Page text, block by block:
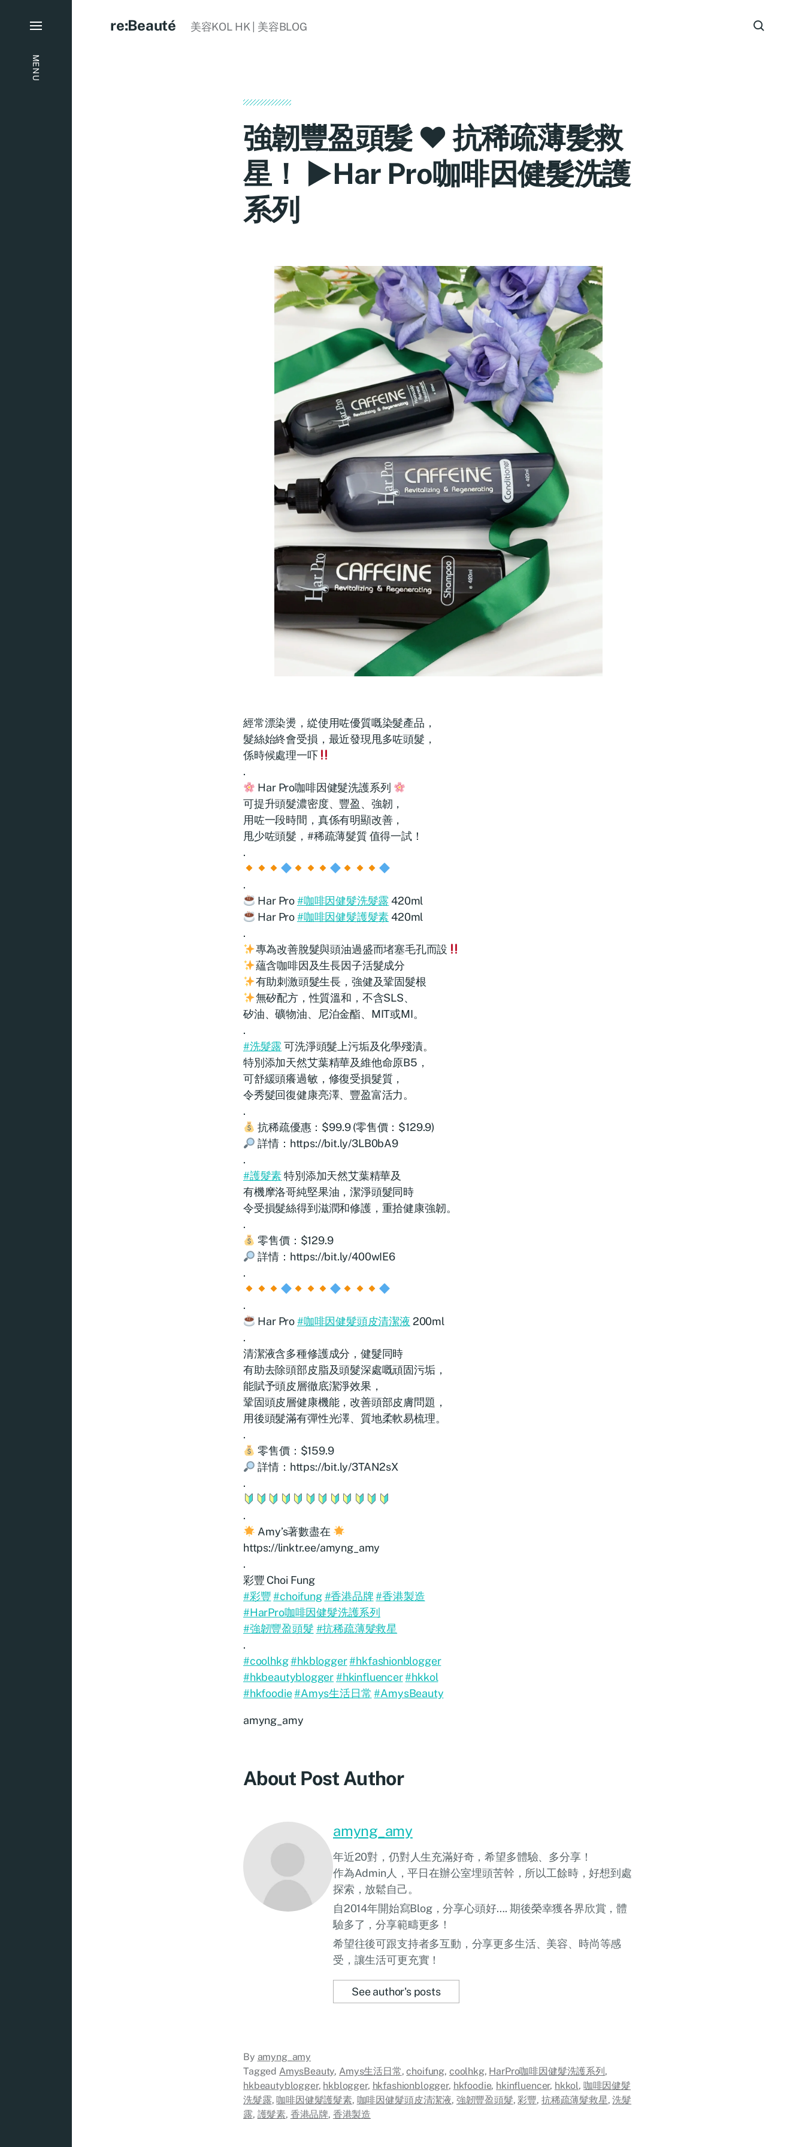
MENU
re:Beauté 美容KOL HK | 美容BLOG
強韌豐盈頭髮 ♥ 抗稀疏薄髮救
星！ ►Har Pro咖啡因健髮洗護
系列
經常漂染燙，緃使用咗優質嘅染髮產品，
髮絲始終會受損，最近發現甩多咗頭髮，
係時候處理一吓
.
Har Pro咖啡因健髮洗護系列
可提升頭髮濃密度、豐盈、強韌，
用咗一段時間，真係有明顯改善，
甩少咗頭髮，#稀疏薄髮質 值得一試！
.
.
Har Pro#咖啡因健髮洗髮露 420ml
Har Pro#咖啡因健髮護髮素420ml
.
專為改善脫髮與頭油過盛而堵塞毛孔而設
蘊含咖啡因及生長因子活髮成分
有助刺激頭髮生長，強健及鞏固髮根
無矽配方，性質溫和，不含SLS、
矽油、礦物油、尼泊金酯、MIT或MI。
.
#洗髮露 可洗淨頭髮上污垢及化學殘漬。
特別添加天然艾葉精華及維他命原B5，
可舒緩頭癢過敏，修復受損髮質，
令秀髮回復健康亮澤、豐盈富活力。
.
抗稀疏優惠：$99.9 (零售價：$129.9)
詳情：https://bit.ly/3LB0bA9
.
#護髮素特別添加天然艾葉精華及
有機摩洛哥純堅果油，潔淨頭髮同時
令受損髮絲得到滋潤和修護，重拾健康強韌。
.
零售價：$129.9
詳情：https://bit.ly/400wIE6
.
.
Har Pro#咖啡因健髮頭皮清潔液 200ml
.
清潔液含多種修護成分，健髮同時
有助去除頭部皮脂及頭髮深處嘅頑固污垢，
能賦予頭皮層徹底潔淨效果，
鞏固頭皮層健康機能，改善頭部皮膚問題，
用後頭髮滿有彈性光澤、質地柔軟易梳理。
.
零售價：$159.9
詳情：https://bit.ly/3TAN2sX
.
.
Amy’s著數盡在
https://linktr.ee/amyng_amy
.
彩豐 Choi Fung
#彩豐 #choifung #香港品牌 #香港製造
#HarPro咖啡因健髮洗護系列
#強韌豐盈頭髮 #抗稀疏薄髮救星
.
#coolhkg#hkblogger#hkfashionblogger
#hkbeautyblogger#hkinfluencer#hkkol
#hkfoodie#Amys生活日常 #AmysBeauty
amyng_amy
About Post Author
amyng_amy
年近20對，仍對人生充滿好奇，希望多體驗、多分享！
作為Admin人，平日在辦公室埋頭苦幹，所以工餘時，好想到處
探索，放鬆自己。
自2014年開始寫Blog，分享心頭好…. 期後榮幸獲各界欣賞，體
驗多了，分享範疇更多！
希望往後可跟支持者多互動，分享更多生活、美容、時尚等感
受，讓生活可更充實！
See author's posts
By amyng_amy
Tagged AmysBeauty, Amys生活日常,choifung, coolhkg, HarPro咖啡因健髮洗護系列,
hkbeautyblogger, hkblogger, hkfashionblogger, hkfoodie, hkinfluencer, hkkol, 咖啡因健髮
洗髮露,咖啡因健髮護髮素, 咖啡因健髮頭皮清潔液, 強韌豐盈頭髮,彩豐, 抗稀疏薄髮救星,洗髮
露, 護髮素, 香港品牌, 香港製造